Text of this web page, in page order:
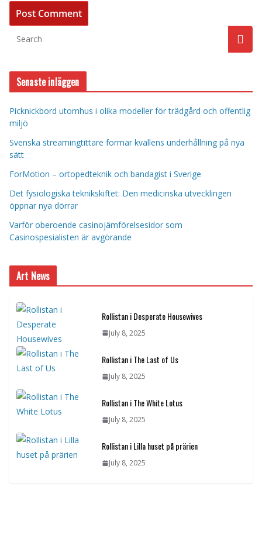
Senaste inläggen
Picknickbord utomhus i olika modeller för trädgård och offentlig
miljö
Svenska streamingtittare formar kvällens underhållning på nya
sätt
ForMotion – ortopedteknik och bandagist i Sverige
Det fysiologiska teknikskiftet: Den medicinska utvecklingen
öppnar nya dörrar
Varför oberoende casinojämförelsesidor som
Casinospesialisten är avgörande
Art News
Rollistan i Desperate Housewives
July 8, 2025
Rollistan i The Last of Us
July 8, 2025
Rollistan i The White Lotus
July 8, 2025
Rollistan i Lilla huset på prärien
July 8, 2025